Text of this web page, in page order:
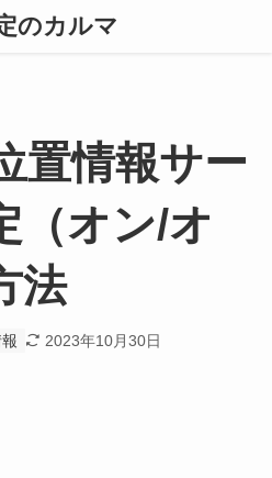
のカルマ
置情報サー
（オン/オ
法
2023年10月30日